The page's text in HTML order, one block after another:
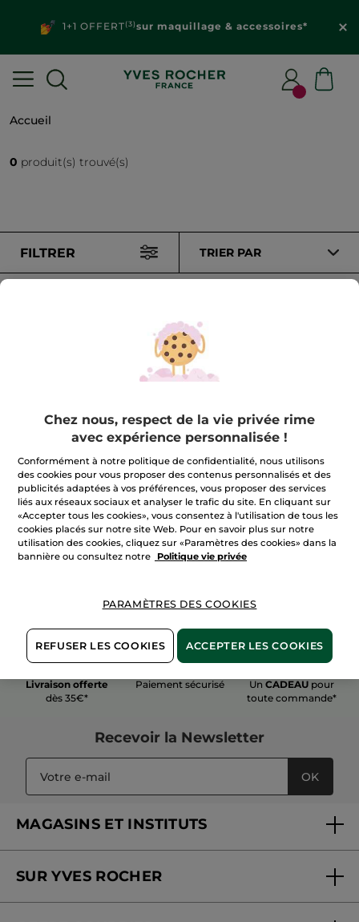
1+1 OFFERT(3)sur maquillage & accessoires*
Accueil
0 produit(s) trouvé(s)
FILTRER TRIER PAR
100%
actifs
végétaux
60 hectares de
champs biologiques
Voir plus
Livraison offerte
dès 35€*
Paiement sécurisé UnCADEAU pour
toute commande*
Recevoir la Newsletter
OK
MAGASINS ET INSTITUTS
Soins en institut
SUR YVES ROCHER
Chez nous, respect de la vie privée rime
avec expérience personnalisée !
Conformément à notre politique de confidentialité, nous utilisons
des cookies pour vous proposer des contenus personnalisés et des
publicités adaptées à vos préférences, vous proposer des services
liés aux réseaux sociaux et analyser le trafic du site. En cliquant sur
«Accepter tous les cookies», vous consentez à l'utilisation de tous les
cookies placés sur notre site Web. Pour en savoir plus sur notre
utilisation des cookies, cliquez sur «Paramètres des cookies» dans la
bannière ou consultez notre
Politique vie privée
PARAMÈTRES DES COOKIES
REFUSER LES COOKIES ACCEPTER LES COOKIES